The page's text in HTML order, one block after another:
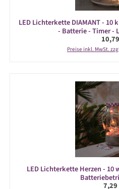
LED Lichterkette DIAMANT -
- Batterie - Timer -
Preise inkl. MwSt.
LED Lichterkette Herzen - 10
7,29